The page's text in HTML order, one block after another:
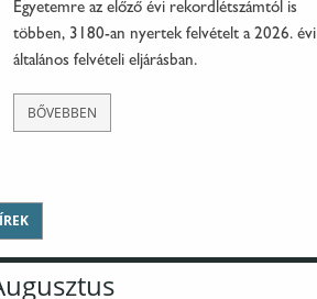
Egyetemre az előző évi rekordlétszámtól is
többen, 3180-an nyertek felvételt a 2026. évi
általános felvételi eljárásban.
BŐVEBBEN